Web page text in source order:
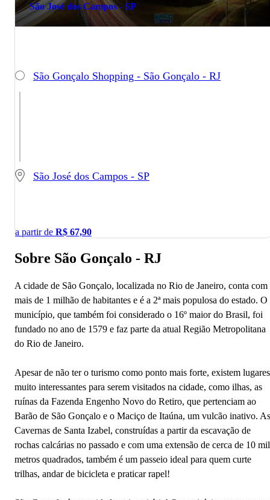
São José dos Campos - SP
São Gonçalo Shopping - São Gonçalo - RJ
São José dos Campos - SP
a partir de R$ 67,90
Sobre São Gonçalo - RJ
A cidade de São Gonçalo, localizada no Rio de Janeiro, conta com
mais de 1 milhão de habitantes e é a 2ª mais populosa do estado. O
município, que também foi considerado o 16º maior do Brasil, foi
fundado no ano de 1579 e faz parte da atual Região Metropolitana
do Rio de Janeiro.
Apesar de não ter o turismo como ponto mais forte, existem lugares
muito interessantes para serem visitados na cidade, como ilhas, as
ruínas da Fazenda Engenho Novo do Retiro, que pertenciam ao
Barão de São Gonçalo e o Maciço de Itaúna, um vulcão inativo. As
Cavernas de Santa Izabel, construídas a partir da escavação de
rochas calcárias no passado e com uma extensão de cerca de 10 mil
metros quadrados, também é um passeio ideal para quem curte
trilhas, andar de bicicleta e praticar rapel!